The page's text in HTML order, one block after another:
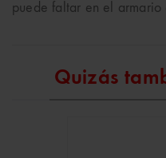
puede faltar en el
Quizás